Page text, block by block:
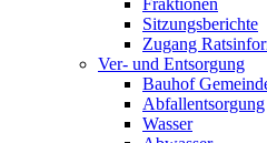
Fraktionen
Sitzungsberichte
Zugang
Ver- und Entsorgung
Bauhof
Abfallentsorgung
Wasser